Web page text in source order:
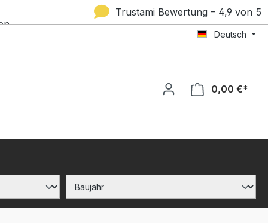
Trustami Bewertung – 4,9 von 5
Sternen
Deutsch
0,00 €*